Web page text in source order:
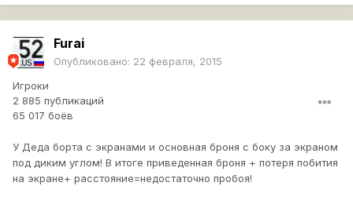
Furai
Опубликовано: 22 февраля, 2015
Игроки
2 885 публикаций
65 017 боёв
У Деда борта с экранами и основная броня с боку за экраном
под диким углом! В итоге приведенная броня + потеря побития
на экране+ расстояние=недостаточно пробоя!